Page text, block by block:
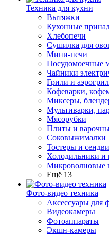
Техника для кухни
Вытяжки
Кухонные
Хлебопечи
Сушилка для
Мини-печи
Посудомоечные
Чайники
Грили и
Кофеварки,
Миксеры,
Мультиварки,
Мясорубки
Плиты и
Соковыжималки
Тостеры и
Холодильники и
Микроволновые
Ещё 13
Фото-видео техника
Аксессуары для
Видеокамеры
Фотоаппараты
Экшн-камеры